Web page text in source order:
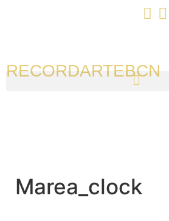
RECORDARTEBCN
Marea_clock